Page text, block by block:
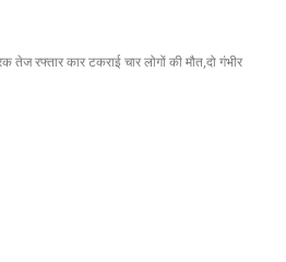
तेज रफ्तार कार टकराई चार लोगों की मौत,दो गंभीर